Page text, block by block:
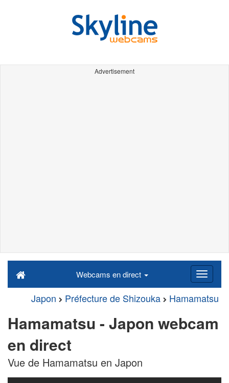
Advertisement
Webcams en direct
Japon Préfecture de Shizouka Hamamatsu
Hamamatsu - Japon webcam
en direct
Vue de Hamamatsu en Japon